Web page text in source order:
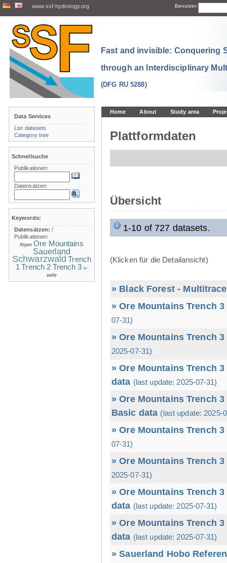
www.ssf-hydrology.org Benutzer:
Fast and invisible: Conquering
through an Interdisciplinary
(DFG RU 5288)
Home About Study area
Plattformdaten
Übersicht
1-10 of 727 datasets.
(Klicken für die Detailansicht)
» Black Forest -
» Ore Mountains Trench
07-31)
» Ore Mountains Trench
2025-07-31)
» Ore Mountains Trench
data (last update: 2025-07-31)
» Ore Mountains Trench
Basic data (last update: 2025-
» Ore Mountains Trench
07-31)
» Ore Mountains Trench
2025-07-31)
» Ore Mountains Trench
data (last update: 2025-07-31)
» Ore Mountains Trench
data (last update: 2025-07-31)
» Sauerland Hobo
Data Services
List datasets
Category tree
Schnellsuche
Publikationen:
Datensätzen:
Keywords:
Datensätzen:/
Publikationen:
Alpen Ore Mountains
Sauerland
Schwarzwald Trench
1 Trench 2 Trench 3 v-
wehr